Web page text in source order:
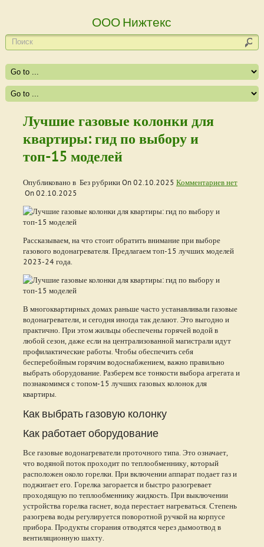
ООО Нижтекс
Лучшие газовые колонки для
квартиры: гид по выбору и
топ-15 моделей
Опубликовано в Без рубрики On02.10.2025 Комментариев нет
On02.10.2025
Рассказываем, на что стоит обратить внимание при выборе
газового водонагревателя. Предлагаем топ-15 лучших моделей
2023-24 года.
В многоквартирных домах раньше часто устанавливали газовые
водонагреватели, и сегодня иногда так делают. Это выгодно и
практично. При этом жильцы обеспечены горячей водой в
любой сезон, даже если на централизованной магистрали идут
профилактические работы. Чтобы обеспечить себя
бесперебойным горячим водоснабжением, важно правильно
выбрать оборудование. Разберем все тонкости выбора агрегата и
познакомимся с топом-15 лучших газовых колонок для
квартиры.
Как выбрать газовую колонку
Как работает оборудование
Все газовые водонагреватели проточного типа. Это означает,
что водяной поток проходит по теплообменнику, который
расположен около горелки. При включении аппарат подает газ и
поджигает его. Горелка загорается и быстро разогревает
проходящую по теплообменнику жидкость. При выключении
устройства горелка гаснет, вода перестает нагреваться. Степень
разогрева воды регулируется поворотной ручкой на корпусе
прибора. Продукты сгорания отводятся через дымоотвод в
вентиляционную шахту.